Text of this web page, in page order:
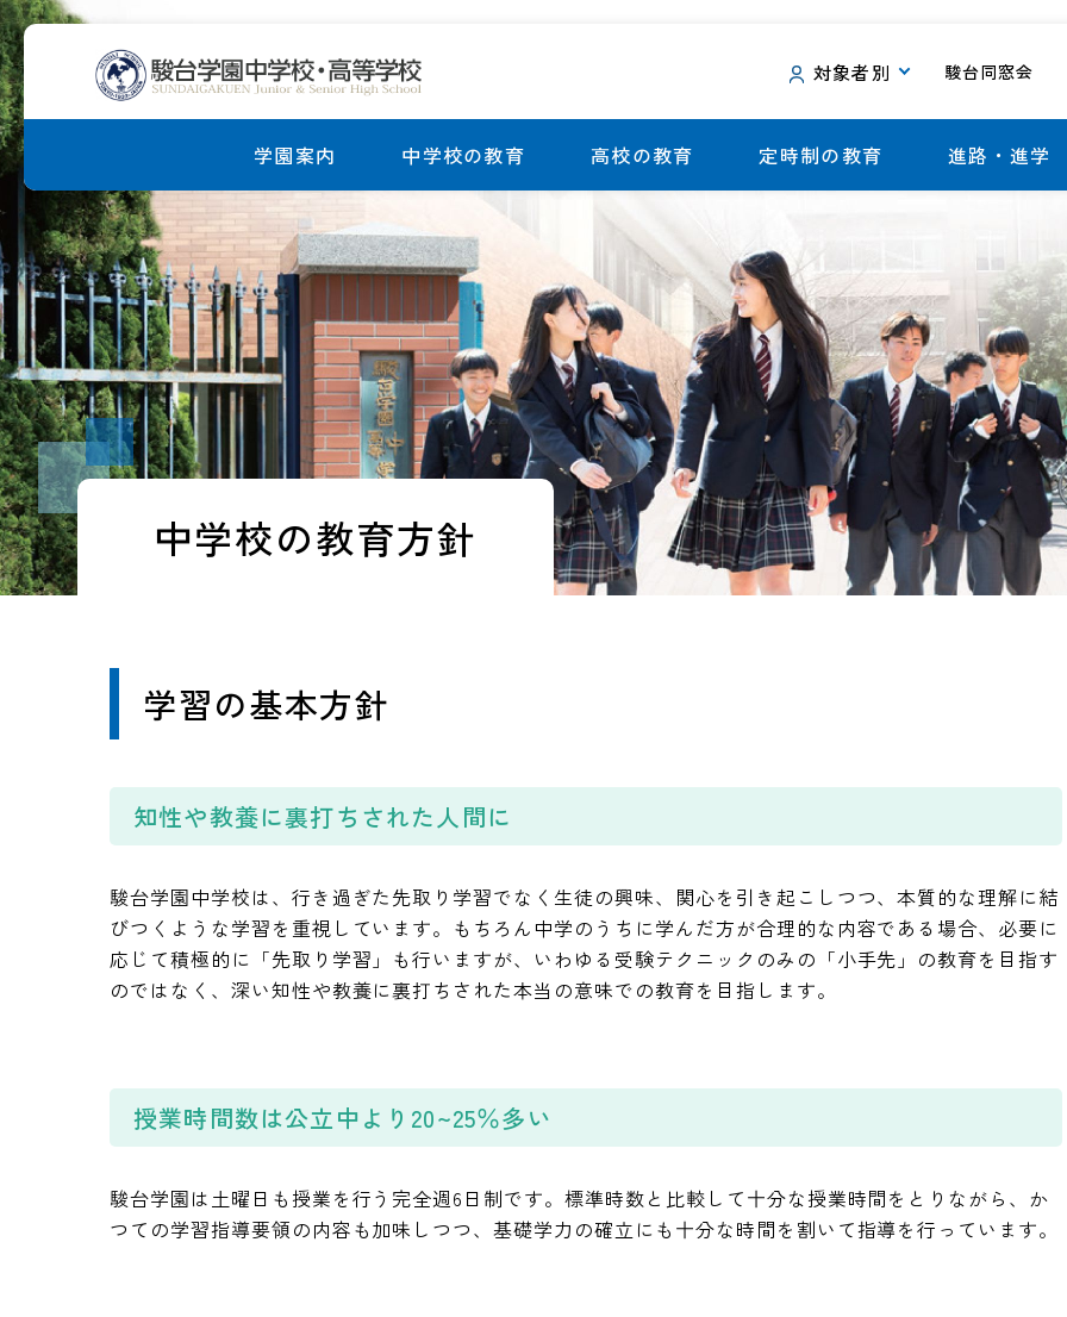
学園案内 中学校の教育 高校の教育 定時制の教育 進路・進学
駿台同窓会
対象者別
中学校の教育方針
学習の基本方針
知性や教養に裏打ちされた人間に
駿台学園中学校は、行き過ぎた先取り学習でなく生徒の興味、関心を引き起こしつつ、本質的な理解に結
びつくような学習を重視しています。もちろん中学のうちに学んだ方が合理的な内容である場合、必要に
応じて積極的に「先取り学習」も行いますが、いわゆる受験テクニックのみの「小手先」の教育を目指す
のではなく、深い知性や教養に裏打ちされた本当の意味での教育を目指します。
授業時間数は公立中より20~25％多い
駿台学園は土曜日も授業を行う完全週6日制です。標準時数と比較して十分な授業時間をとりながら、か
つての学習指導要領の内容も加味しつつ、基礎学力の確立にも十分な時間を割いて指導を行っています。